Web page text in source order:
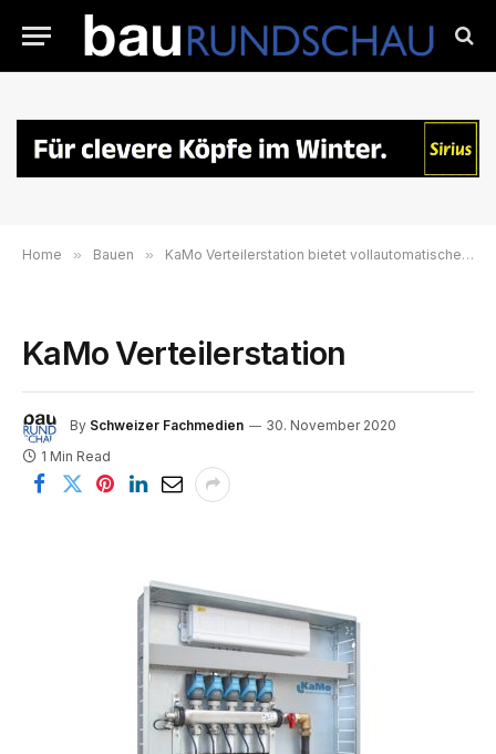
Home » Bauen » KaMo Verteilerstation bietet vollautomatischen hydraulischen Abgleich
KaMo Verteilerstation
By Schweizer Fachmedien
30. November 2020
1 Min Read